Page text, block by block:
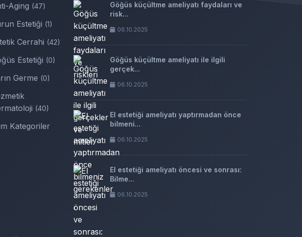
Aging (47)
Estetiği (1)
Cerrahi (42)
Estetiği (0)
Germe (0)
(40)
Kategoriler
Göğüs küçültme ameliyatı faydaları ve
risk...
06.10.2025
Göğüs küçültme ameliyatı ile ilgili
gerçek...
06.10.2025
El estetiği ameliyatı yaptırmadan önce
bilmeni...
06.10.2025
El estetiği ameliyatı öncesi ve sonrası:
Bilme...
06.10.2025